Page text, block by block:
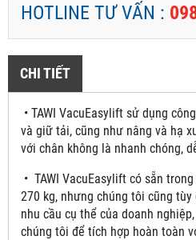
HOTLINE TƯ VẤN :
CHI TIẾT
• TAWI VacuEasylift sử dụng
và giữ tải, cũng như nâng và hạ
với chân không là nhanh chóng,
• TAWI VacuEasylift có sẵn
270 kg, nhưng chúng tôi cũng
nhu cầu cụ thể của doanh
chúng tôi để tích hợp hoàn toàn